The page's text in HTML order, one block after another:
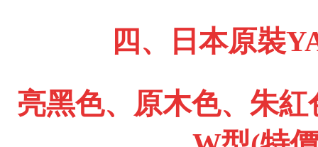
四、日本原裝
亮黑色、原木色、朱